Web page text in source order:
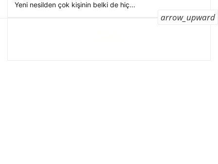
Yeni nesilden çok kişinin belki de hiç...
arrow_upward